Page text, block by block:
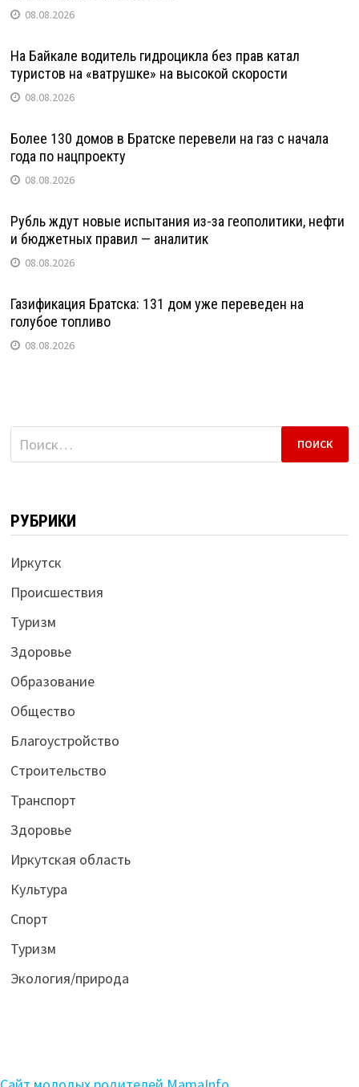
08.08.2026
На Байкале водитель гидроцикла без прав катал
туристов на «ватрушке» на высокой скорости
08.08.2026
Более 130 домов в Братске перевели на газ с начала
года по нацпроекту
08.08.2026
Рубль ждут новые испытания из-за геополитики, нефти
и бюджетных правил — аналитик
08.08.2026
Газификация Братска: 131 дом уже переведен на
голубое топливо
08.08.2026
Найти:
РУБРИКИ
Иркутск
Происшествия
Туризм
Здоровье
Образование
Общество
Благоустройство
Строительство
Транспорт
Здоровье
Иркутская область
Культура
Спорт
Туризм
Экология/природа